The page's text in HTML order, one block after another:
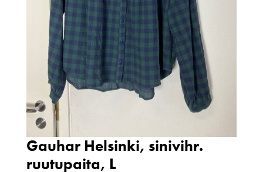
Gauhar Helsinki, sinivihr.
ruutupaita, L